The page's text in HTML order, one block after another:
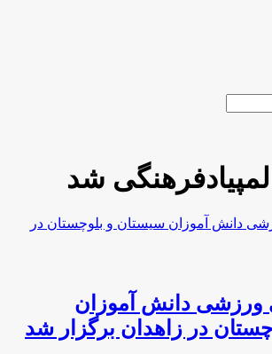
المپیادفرهنگی شد
ورزشی دانش آموزان
در زاهدان برگزار شد